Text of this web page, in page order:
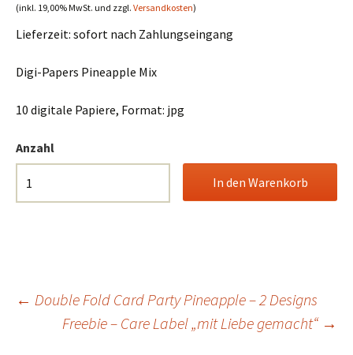
(inkl. 19,00% MwSt. und zzgl. Versandkosten)
Lieferzeit: sofort nach Zahlungseingang
Digi-Papers Pineapple Mix
10 digitale Papiere, Format: jpg
Anzahl
Beitrags-
← Double Fold Card Party Pineapple – 2 Designs
Freebie – Care Label „mit Liebe gemacht“ →